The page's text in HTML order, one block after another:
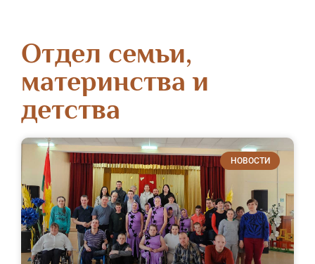
Отдел семьи,
материнства и
детства
НОВОСТИ